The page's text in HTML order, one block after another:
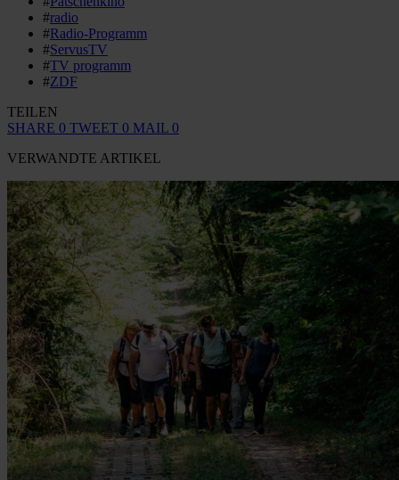
#radio
#Radio-Programm
#ServusTV
#TV programm
#ZDF
TEILEN
SHARE 0 TWEET 0 MAIL 0
VERWANDTE ARTIKEL